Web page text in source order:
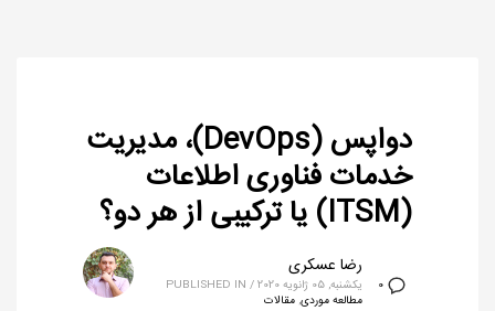
دواپس (DevOps)، مدیریت
خدمات فناوری اطلاعات
(ITSM) یا ترکیبی از هر دو؟
0
رضا عسکری
یکشنبه, 05 ژانویه 2020 /
PUBLISHED IN
مطالعه موردی, مقالات